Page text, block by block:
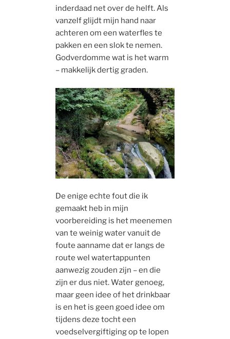
inderdaad net over de helft. Als
vanzelf glijdt mijn hand naar
achteren om een waterfles te
pakken en een slok te nemen.
Godverdomme wat is het warm
– makkelijk dertig graden.
De enige echte fout die ik
gemaakt heb in mijn
voorbereiding is het meenemen
van te weinig water vanuit de
foute aanname dat er langs de
route wel watertappunten
aanwezig zouden zijn – en die
zijn er dus niet. Water genoeg,
maar geen idee of het drinkbaar
is en het is geen goed idee om
tijdens deze tocht een
voedselvergiftiging op te lopen